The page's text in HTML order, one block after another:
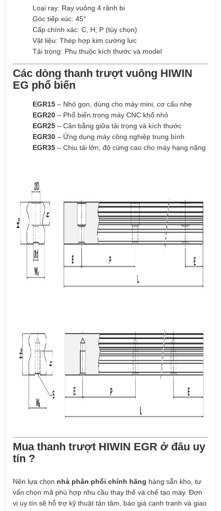
Loại ray: Ray vuông 4 rãnh bi
Góc tiếp xúc: 45°
Cấp chính xác: C, H, P (tùy chọn)
Vật liệu: Thép hợp kim cường lực
Tải trọng: Phụ thuộc kích thước và model
Các dòng thanh trượt vuông HIWIN
EG phổ biến
EGR15 – Nhỏ gọn, dùng cho máy mini, cơ cấu nhẹ
EGR20 – Phổ biến trong máy CNC khổ nhỏ
EGR25 – Cân bằng giữa tải trọng và kích thước
EGR30 – Ứng dụng máy công nghiệp trung bình
EGR35 – Chịu tải lớn, độ cứng cao cho máy hạng nặng
Mua thanh trượt HIWIN EGR ở đâu uy
tín ?
Nên lựa chọn nhà phân phối chính hãng hàng sẵn kho, tư
vấn chọn mã phù hợp nhu cầu thay thế và chế tạo máy. Đơn
vị uy tín sẽ hỗ trợ kỹ thuật tận tâm, báo giá cạnh tranh và giao